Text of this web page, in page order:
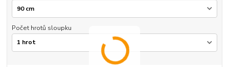
Počet hrotů sloupku